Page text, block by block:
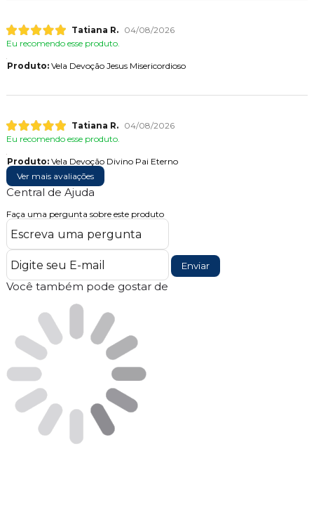
Tatiana R.
04/08/2026
Eu recomendo esse produto.
Produto:Vela Devoção Jesus Misericordioso
Tatiana R.
04/08/2026
Eu recomendo esse produto.
Produto:Vela Devoção Divino Pai Eterno
Ver mais avaliações
Central de Ajuda
Faça uma pergunta sobre este produto
Enviar
Você também pode gostar de